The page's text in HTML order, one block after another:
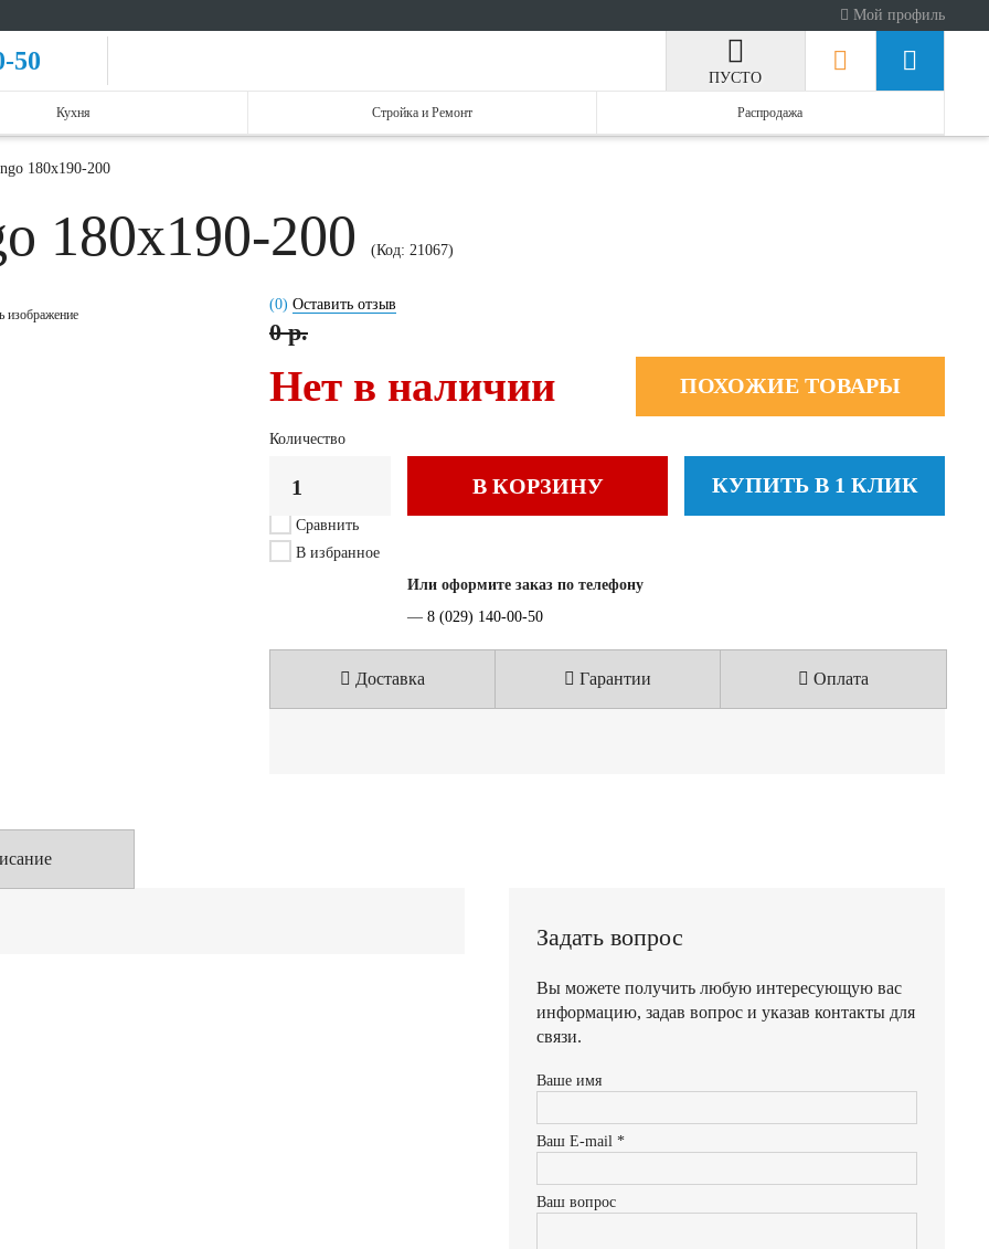
Мой профиль
50
ПУСТО
Кухня Стройка и Ремонт Распродажа
180x190-200
180x190-200 (Код: 21067)
изображение
(0) Оставить отзыв
0 р.
Нет в наличии ПОХОЖИЕ ТОВАРЫ
Количество
В КОРЗИНУ КУПИТЬ В 1 КЛИК
Сравнить
В избранное
Или оформите заказ по телефону
— 8 (029) 140-00-50
Доставка Гарантии Оплата
Задать вопрос
Вы можете получить любую интересующую вас
информацию, задав вопрос и указав контакты для
связи.
Ваше имя
Ваш E-mail *
Ваш вопрос